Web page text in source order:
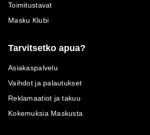
Toimitustavat
Masku Klubi
Tarvitsetko apua?
Asiakaspalvelu
Vaihdot ja palautukset
Reklamaatiot ja takuu
Kokemuksia Maskusta